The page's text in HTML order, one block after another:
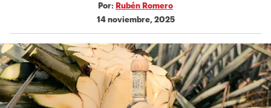
Por: Rubén Romero
14 noviembre, 2025